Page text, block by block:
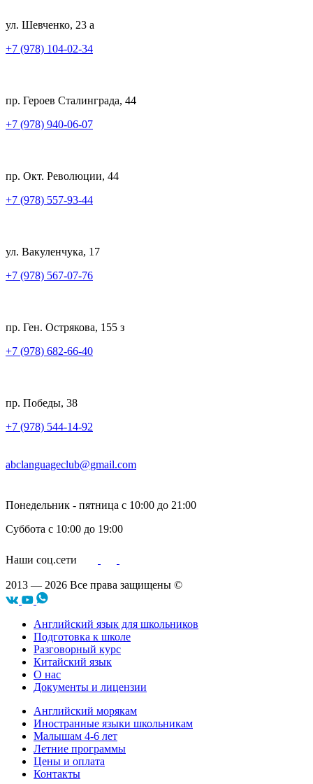
ул. Шевченко, 23 а
+7 (978) 104-02-34
пр. Героев Сталинграда, 44
+7 (978) 940-06-07
пр. Окт. Революции, 44
+7 (978) 557-93-44
ул. Вакуленчука, 17
+7 (978) 567-07-76
пр. Ген. Острякова, 155 з
+7 (978) 682-66-40
пр. Победы, 38
+7 (978) 544-14-92
abclanguageclub@gmail.com
Понедельник - пятница с 10:00 до 21:00
Суббота с 10:00 до 19:00
Наши соц.сети
2013 — 2026 Все права защищены ©
Английский язык для школьников
Подготовка к школе
Разговорный курс
Китайский язык
О нас
Документы и лицензии
Английский морякам
Иностранные языки школьникам
Малышам 4-6 лет
Летние программы
Цены и оплата
Контакты